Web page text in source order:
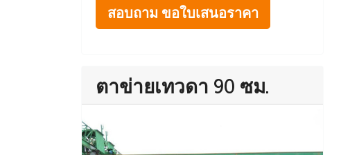
สอบถาม ขอใบเสนอราคา
ตาข่ายเทวดา 90 ซม.